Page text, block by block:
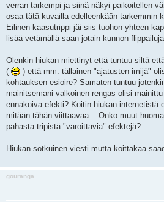
verran tarkempi ja siinä näkyi paikoitellen
osaa tätä kuvailla edelleenkään tarkemmin
Eilinen kaasutrippi jäi siis tuohon yhteen
lisää vetämällä saan jotain kunnon
Olenkin hiukan miettinyt että tuntuu siltä
(
) että mm. tällainen "ajatusten imijä"
kohtauksen esioire? Samaten tuntuu
mainitsemani valkoinen rengas olisi
ennakoiva efekti? Koitin hiukan internetistä
mitään tähän viittaavaa... Onko muut
pahasta tripistä "varoittavia" efektejä?
Hiukan sotkuinen viesti mutta koittakaa
gouranga